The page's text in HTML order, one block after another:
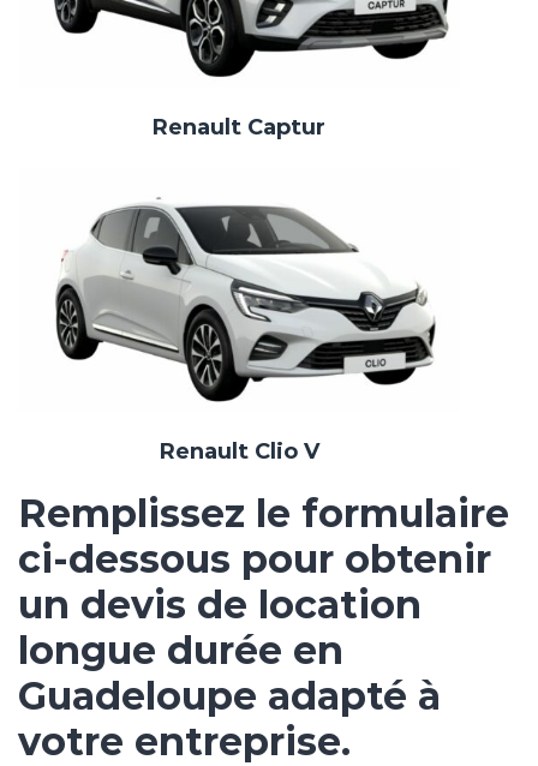
Renault Captur
Renault Clio V
Remplissez le formulaire
ci-dessous pour obtenir
un devis de location
longue durée en
Guadeloupe adapté à
votre entreprise.